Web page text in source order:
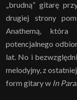
„brudną” gitarę
drugiej strony
Anathemą,
potencjalnego
lat. No i
melodyjny, z
form gitary w In